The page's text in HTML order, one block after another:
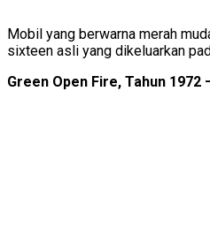
Mobil yang berwarna merah
sixteen asli yang dikeluarkan
Green Open Fire, Tahun 1972